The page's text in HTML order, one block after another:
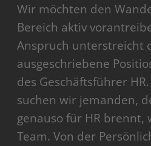
Wir möchten den
Bereich aktiv
Anspruch unterstreicht
ausgeschriebene
des Geschäftsführer
suchen wir jemanden,
genauso für HR brennt,
Team. Von der